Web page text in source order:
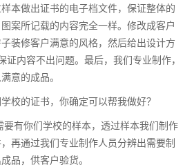
本做出证书的电子档文件，保证整体的
案所记载的内容完全一样。修改成客户
装修客户满意的风格，然后给出设计方
内容不出问题。最后，我们专业制作，
意的成品。
校的证书，你确定可以帮我做好？
有你们学校的样本，透过样本我们制作
再通过我们专业制作人员分辨出需要制
品，供客户验货。